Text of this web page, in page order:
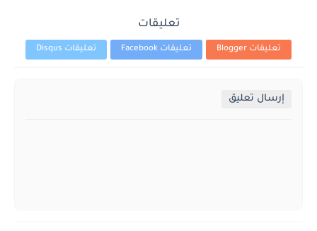
تعليقات
تعليقات Blogger تعليقات Facebook تعليقات Disqus
إرسال تعليق